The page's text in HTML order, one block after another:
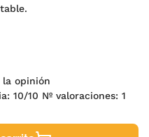
la opinión
10/10 Nº valoraciones: 1